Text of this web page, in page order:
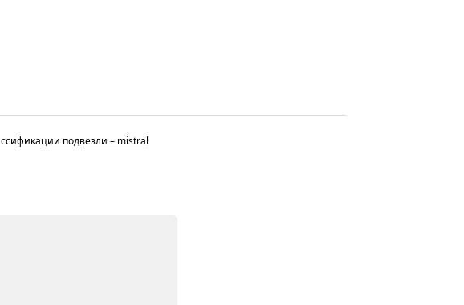
подвезли – mistral